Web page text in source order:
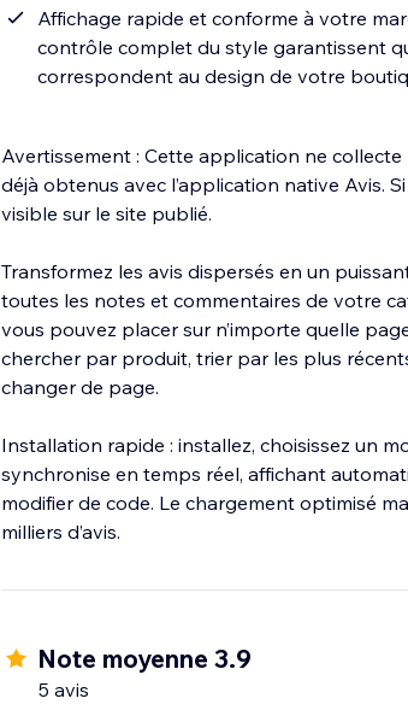
Affichage rapide et conforme à votre
contrôle complet du style garantissent
correspondent au design de votre
Avertissement : Cette application ne
déjà obtenus avec l’application native Avis.
visible sur le site publié.
Transformez les avis dispersés en un
toutes les notes et commentaires de votre
vous pouvez placer sur n’importe quelle
chercher par produit, trier par les plus
changer de page.
Installation rapide : installez, choisissez un
synchronise en temps réel, affichant
modifier de code. Le chargement optimisé
milliers d’avis.
Note moyenne 3.9
5 avis